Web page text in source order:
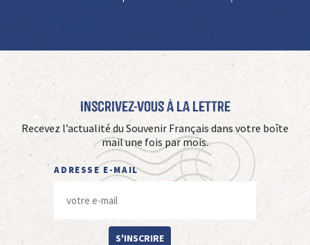
Inscrivez-vous à La Lettre
Recevez l’actualité du Souvenir Français dans votre boîte
mail une fois par mois.
ADRESSE E-MAIL
S'INSCRIRE